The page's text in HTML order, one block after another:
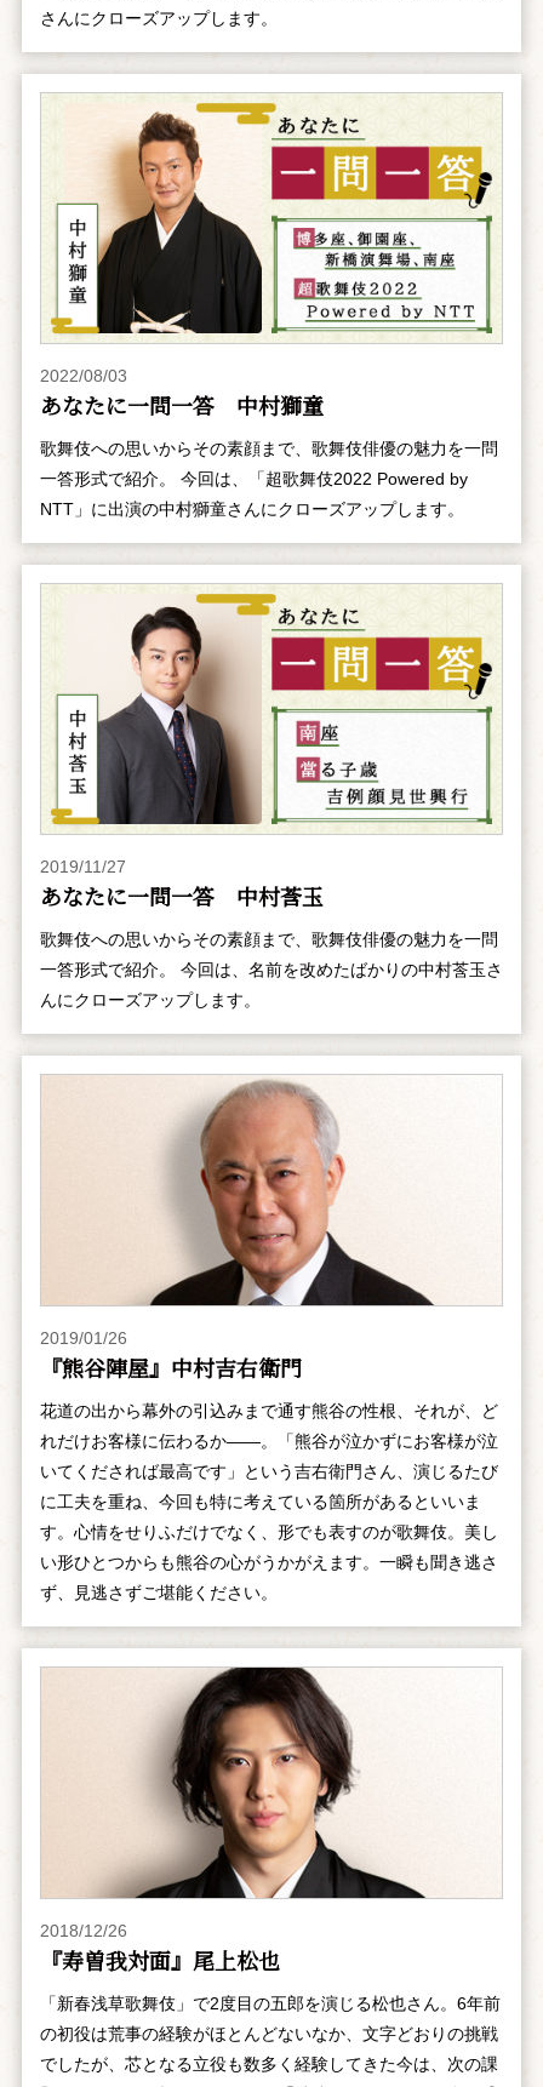
さんにクローズアップします。
2022/08/03
あなたに一問一答 中村獅童
歌舞伎への思いからその素顔まで、歌舞伎俳優の魅力を一問
一答形式で紹介。 今回は、「超歌舞伎2022 Powered by
NTT」に出演の中村獅童さんにクローズアップします。
2019/11/27
あなたに一問一答 中村莟玉
歌舞伎への思いからその素顔まで、歌舞伎俳優の魅力を一問
一答形式で紹介。 今回は、名前を改めたばかりの中村莟玉さ
んにクローズアップします。
2019/01/26
『熊谷陣屋』中村吉右衛門
花道の出から幕外の引込みまで通す熊谷の性根、それが、ど
れだけお客様に伝わるか――。「熊谷が泣かずにお客様が泣
いてくだされば最高です」という吉右衛門さん、演じるたび
に工夫を重ね、今回も特に考えている箇所があるといいま
す。心情をせりふだけでなく、形でも表すのが歌舞伎。美し
い形ひとつからも熊谷の心がうかがえます。一瞬も聞き逃さ
ず、見逃さずご堪能ください。
2018/12/26
『寿曽我対面』尾上松也
「新春浅草歌舞伎」で2度目の五郎を演じる松也さん。6年前
の初役は荒事の経験がほとんどないなか、文字どおりの挑戦
でしたが、芯となる立役も数多く経験してきた今は、次の課